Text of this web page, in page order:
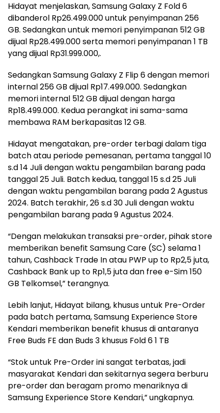
Hidayat menjelaskan, Samsung Galaxy Z Fold 6
dibanderol Rp26.499.000 untuk penyimpanan 256
GB. Sedangkan untuk memori penyimpanan 512 GB
dijual Rp28.499.000 serta memori penyimpanan 1 TB
yang dijual Rp31.999.000,.
Sedangkan Samsung Galaxy Z Flip 6 dengan memori
internal 256 GB dijual Rp17.499.000. Sedangkan
memori internal 512 GB dijual dengan harga
Rp18.499.000. Kedua perangkat ini sama-sama
membawa RAM berkapasitas 12 GB.
Hidayat mengatakan, pre-order terbagi dalam tiga
batch atau periode pemesanan, pertama tanggal 10
s.d 14 Juli dengan waktu pengambilan barang pada
tanggal 25 Juli. Batch kedua, tanggal 15 s.d 25 Juli
dengan waktu pengambilan barang pada 2 Agustus
2024. Batch terakhir, 26 s.d 30 Juli dengan waktu
pengambilan barang pada 9 Agustus 2024.
“Dengan melakukan transaksi pre-order, pihak store
memberikan benefit Samsung Care (SC) selama 1
tahun, Cashback Trade In atau PWP up to Rp2,5 juta,
Cashback Bank up to Rp1,5 juta dan free e-Sim 150
GB Telkomsel,” terangnya.
Lebih lanjut, Hidayat bilang, khusus untuk Pre-Order
pada batch pertama, Samsung Experience Store
Kendari memberikan benefit khusus di antaranya
Free Buds FE dan Buds 3 khusus Fold 6 1 TB
“Stok untuk Pre-Order ini sangat terbatas, jadi
masyarakat Kendari dan sekitarnya segera berburu
pre-order dan beragam promo menariknya di
Samsung Experience Store Kendari,” ungkapnya.